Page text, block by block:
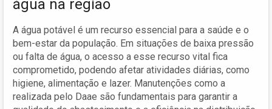
água na região
A água potável é um recurso essencial para a saúde e o
bem-estar da população. Em situações de baixa pressão
ou falta de água, o acesso a esse recurso vital fica
comprometido, podendo afetar atividades diárias, como
higiene, alimentação e lazer. Manutenções como a
realizada pelo Daae são fundamentais para garantir a